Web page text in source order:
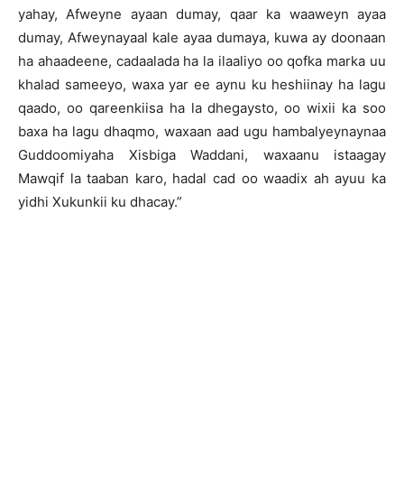
yahay, Afweyne ayaan dumay, qaar ka waaweyn ayaa
dumay, Afweynayaal kale ayaa dumaya, kuwa ay doonaan
ha ahaadeene, cadaalada ha la ilaaliyo oo qofka marka uu
khalad sameeyo, waxa yar ee aynu ku heshiinay ha lagu
qaado, oo qareenkiisa ha la dhegaysto, oo wixii ka soo
baxa ha lagu dhaqmo, waxaan aad ugu hambalyeynaynaa
Guddoomiyaha Xisbiga Waddani, waxaanu istaagay
Mawqif la taaban karo, hadal cad oo waadix ah ayuu ka
yidhi Xukunkii ku dhacay.”